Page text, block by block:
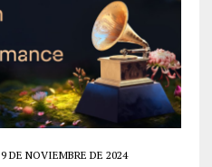
9 DE NOVIEMBRE DE 2024